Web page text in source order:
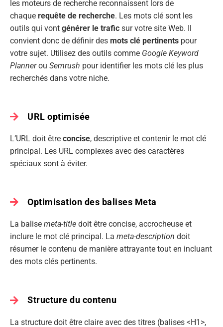
les moteurs de recherche reconnaissent lors de
chaque requête de recherche. Les mots clé sont les
outils qui vont générer le trafic sur votre site Web. Il
convient donc de définir des mots clé pertinents pour
votre sujet. Utilisez des outils comme Google Keyword
Plannerou Semrush pour identifier les mots clé les plus
recherchés dans votre niche.
URL optimisée
L’URL doit être concise, descriptive et contenir le mot clé
principal. Les URL complexes avec des caractères
spéciaux sont à éviter.
Optimisation des balises Meta
La balise meta-title doit être concise, accrocheuse et
inclure le mot clé principal. La meta-description doit
résumer le contenu de manière attrayante tout en incluant
des mots clés pertinents.
Structure du contenu
La structure doit être claire avec des titres (balises <H1>,